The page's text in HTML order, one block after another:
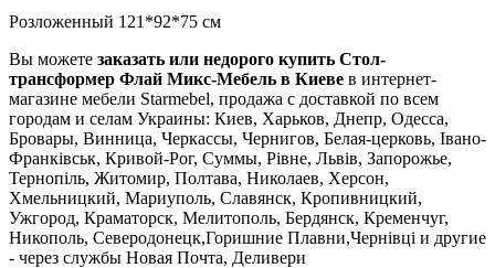
Розложенный 121*92*75 см
Вы можете заказать или недорого купить Стол-
трансформер Флай Микс-Мебель в Киеве в интернет-
магазине мебели Starmebel, продажа с доставкой по всем
городам и селам Украины: Киев, Харьков, Днепр, Одесса,
Бровары, Винница, Черкассы, Чернигов, Белая-церковь, Івано-
Франківськ, Кривой-Рог, Суммы, Рівне, Львів, Запорожье,
Тернопіль, Житомир, Полтава, Николаев, Херсон,
Хмельницкий, Мариуполь, Славянск, Кропивницкий,
Ужгород, Краматорск, Мелитополь, Бердянск, Кременчуг,
Никополь, Северодонецк,Горишние Плавни,Чернівці и другие
- через службы Новая Почта, Деливери